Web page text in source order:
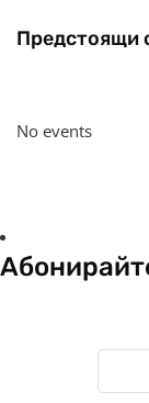
Предстоящи
No events